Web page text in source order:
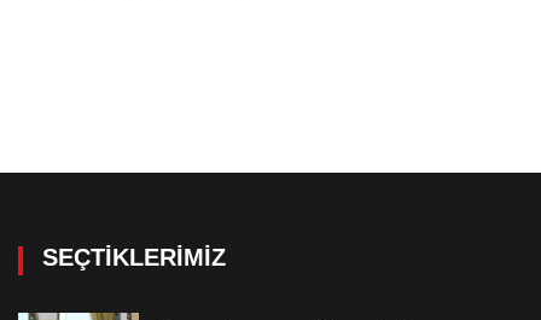
SEÇTIKLERIMIZ